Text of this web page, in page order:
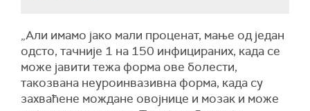
„Али имамо јако мали проценат, мање од један
одсто, тачније 1 на 150 инфицираних, када се
може јавити тежа форма ове болести,
такозвана неуроинвазивна форма, када су
захваћене мождане овојнице и мозак и може